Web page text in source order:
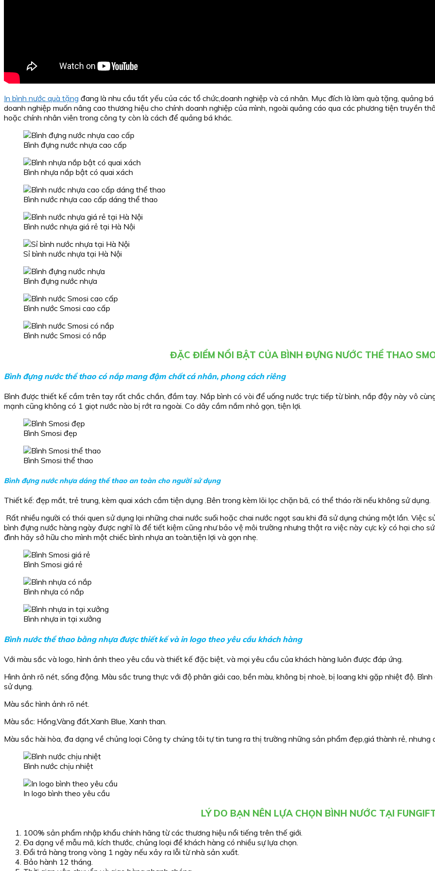
In bình nước quà tặng đang là nhu cầu tất yếu của các tổ chức,doanh nghiệp và cá nhân. Mục đích là làm quà tặng, quảng
doanh nghiệp muốn nâng cao thương hiệu cho chính doanh nghiệp của mình, ngoài quảng cáo qua các phương tiện truyền
hoặc chính nhân viên trong công ty còn là cách để quảng bá khác.
Bình đựng nước nhựa cao cấp
Bình nhựa nắp bật có quai xách
Bình nước nhựa cao cấp dáng thể thao
Bình nước nhựa giá rẻ tại Hà Nội
Sỉ bình nước nhựa tại Hà Nội
Bình đựng nước nhựa
Bình nước Smosi cao cấp
Bình nước Smosi có nắp
ĐẶC ĐIỂM NỔI BẬT CỦA BÌNH ĐỰNG NƯỚC THỂ THAO
Bình đựng nước thể thao có nắp mang đậm chất cá nhân, phong cách riêng
Bình được thiết kế cầm trên tay rất chắc chắn, đầm tay. Nắp bình có vòi để uống nước trực tiếp từ bình, nắp đậy này vô
mạnh cũng không có 1 giọt nước nào bị rớt ra ngoài. Co dây cầm nắm nhỏ gọn, tiện lợi.
Bình Smosi đẹp
Bình Smosi thể thao
Bình đựng nước nhựa dáng thể thaoan toàn cho người sử dụng
Thiết kế: đẹp mắt, trẻ trung, kèm quai xách cầm tiện dụng .Bên trong kèm lõi lọc chặn bã, có thể tháo rời nếu không sử dụng.
Rất nhiều người có thói quen sử dụng lại những chai nước suối hoặc chai nước ngọt sau khi đã sử dụng chúng một lần. Việc
bình đựng nước hàng ngày được nghĩ là để tiết kiệm cũng như bảo vệ môi trường nhưng thật ra việc này cực kỳ có hại cho
đình hãy sở hữu cho mình một chiếc bình nhựa an toàn,tiện lợi và gọn nhẹ.
Bình Smosi giá rẻ
Bình nhựa có nắp
Bình nhựa in tại xưởng
Bình nước thể thao bằng nhựa được thiết kế và in logo theo yêu cầu khách hàng
Với màu sắc và logo, hình ảnh theo yêu cầu và thiết kế đặc biệt, và mọi yêu cầu của khách hàng luôn được đáp ứng.
Hình ảnh rõ nét, sống động. Màu sắc trung thực với độ phân giải cao, bền màu, không bị nhoè, bị loang khi gặp nhiệt độ.
sử dụng.
Màu sắc hình ảnh rõ nét.
Màu sắc: Hồng,Vàng đất,Xanh Blue, Xanh than.
Màu sắc hài hòa, đa dạng về chủng loại Công ty chúng tôi tự tin tung ra thị trường những sản phẩm đẹp,giá thành rẻ,
Bình nước chịu nhiệt
In logo bình theo yêu cầu
LÝ DO BẠN NÊN LỰA CHỌN BÌNH NƯỚC TẠI
100% sản phẩm nhập khẩu chính hãng từ các thương hiệu nổi tiếng trên thế giới.
Đa dạng về mẫu mã, kích thước, chủng loại để khách hàng có nhiều sự lựa chọn.
Đổi trả hàng trong vòng 1 ngày nếu xảy ra lỗi từ nhà sản xuất.
Bảo hành 12 tháng.